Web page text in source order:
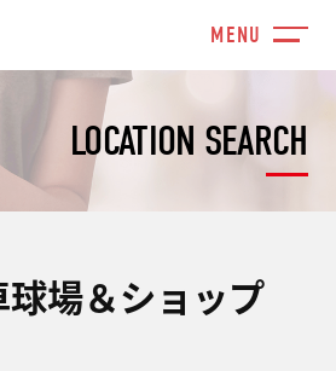
LOCATION SEARCH
場＆ショップ